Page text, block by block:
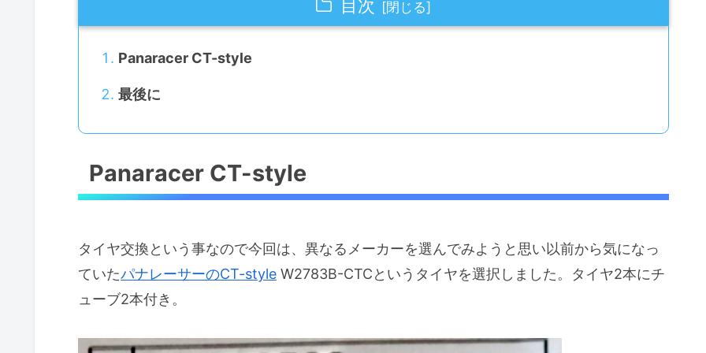
目次
Panaracer CT-style
最後に
Panaracer CT-style
タイヤ交換という事なので今回は、異なるメーカーを選んでみようと思い以前から気になっ
ていたパナレーサーのCT-style W2783B-CTCというタイヤを選択しました。タイヤ2本にチ
ューブ2本付き。